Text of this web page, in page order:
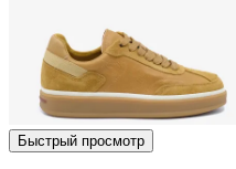
Быстрый просмотр